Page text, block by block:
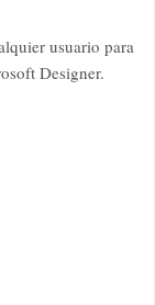
usuario para
Designer.